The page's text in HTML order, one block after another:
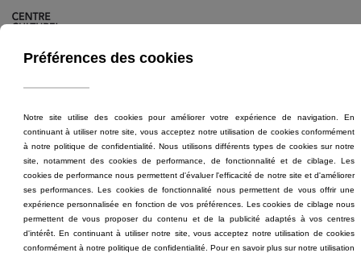
Musiques
ÉCOLE DE MUSIQUE